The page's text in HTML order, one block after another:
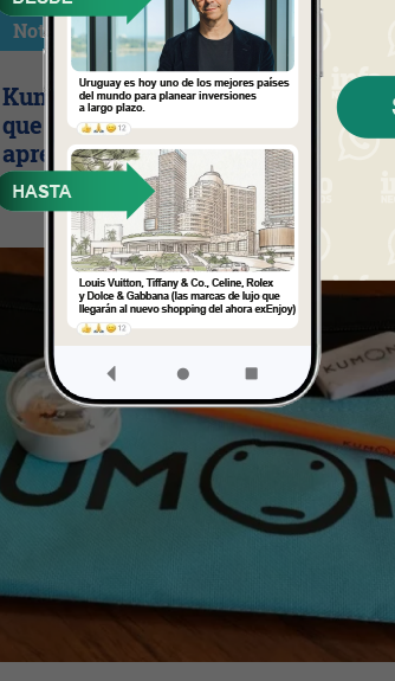
Nota Principal
Kumon, el método educativo
que busca potenciar habilidades de
aprendizaje y llegar a 10
en Uruguay en dos años